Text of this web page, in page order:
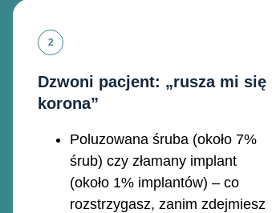
Dzwoni pacjent: „rusza mi się
korona”
Poluzowana śruba (około 7%
śrub) czy złamany implant
(około 1% implantów) – co
rozstrzygasz, zanim zdejmiesz